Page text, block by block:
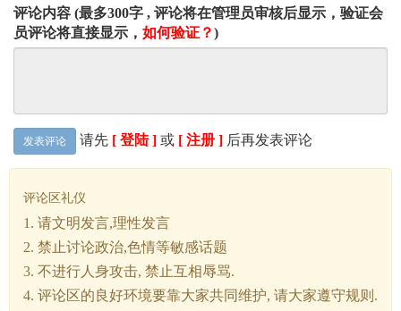
评论内容 (最多300字 , 评论将在管理员审核后显示，验证会
员评论将直接显示， 如何验证？)
发表评论 请先 [ 登陆 ] 或 [ 注册 ] 后再发表评论
评论区礼仪
1. 请文明发言,理性发言
2. 禁止讨论政治,色情等敏感话题
3. 不进行人身攻击, 禁止互相辱骂.
4. 评论区的良好环境要靠大家共同维护, 请大家遵守规则.